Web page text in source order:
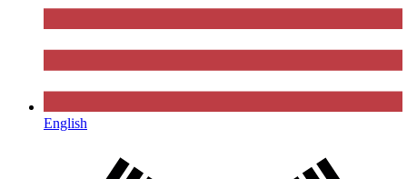
English